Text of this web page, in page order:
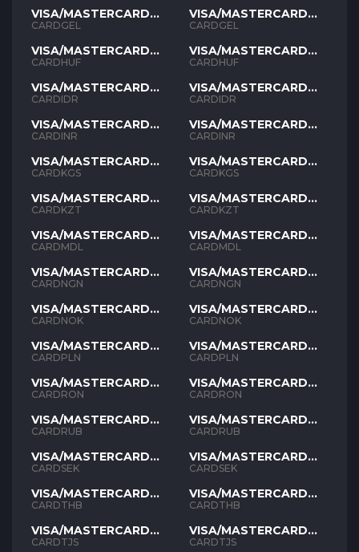
VISA/MASTERCARD
GEL
CARDGEL
VISA/MASTERCARD
HUF
CARDHUF
VISA/MASTERCARD
IDR
CARDIDR
VISA/MASTERCARD
INR
CARDINR
VISA/MASTERCARD
KGS
CARDKGS
VISA/MASTERCARD
KZT
CARDKZT
VISA/MASTERCARD
MDL
CARDMDL
VISA/MASTERCARD
NGN
CARDNGN
VISA/MASTERCARD
NOK
CARDNOK
VISA/MASTERCARD
PLN
CARDPLN
VISA/MASTERCARD
RON
CARDRON
VISA/MASTERCARD
RUB
CARDRUB
VISA/MASTERCARD
SEK
CARDSEK
VISA/MASTERCARD
THB
CARDTHB
VISA/MASTERCARD
TJS
CARDTJS
VISA/MASTERCARD
GEL
CARDGEL
VISA/MASTERCARD
HUF
CARDHUF
VISA/MASTERCARD
IDR
CARDIDR
VISA/MASTERCARD
INR
CARDINR
VISA/MASTERCARD
KGS
CARDKGS
VISA/MASTERCARD
KZT
CARDKZT
VISA/MASTERCARD
MDL
CARDMDL
VISA/MASTERCARD
NGN
CARDNGN
VISA/MASTERCARD
NOK
CARDNOK
VISA/MASTERCARD
PLN
CARDPLN
VISA/MASTERCARD
RON
CARDRON
VISA/MASTERCARD
RUB
CARDRUB
VISA/MASTERCARD
SEK
CARDSEK
VISA/MASTERCARD
THB
CARDTHB
VISA/MASTERCARD
TJS
CARDTJS